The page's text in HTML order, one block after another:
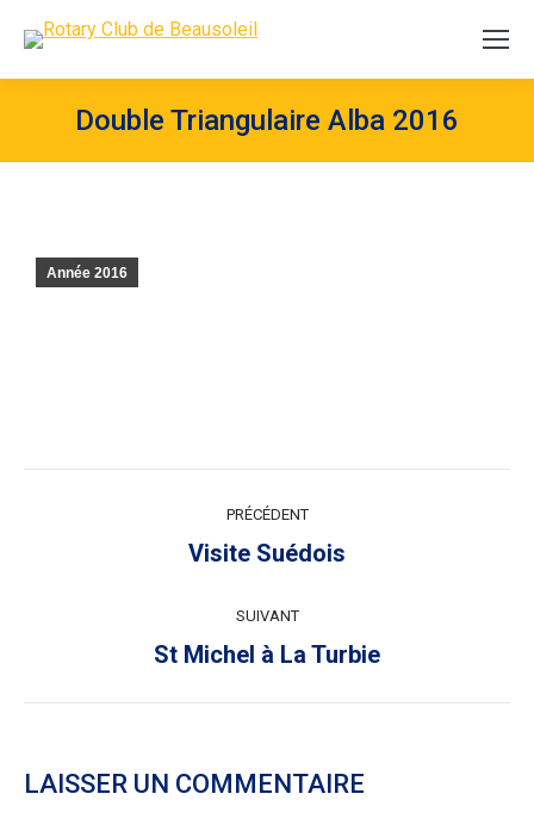
Double Triangulaire Alba 2016
Année 2016
PRÉCÉDENT
Article
:
Visite Suédois
SUIVANT
Article
St Michel à La Turbie
LAISSER UN COMMENTAIRE